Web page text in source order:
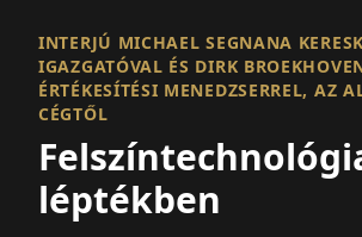
INTERJÚ MICHAEL SEGNANA
IGAZGATÓVAL ÉS DIRK
ÉRTÉKESÍTÉSI MENEDZSERREL, AZ
CÉGTŐL
léptékben